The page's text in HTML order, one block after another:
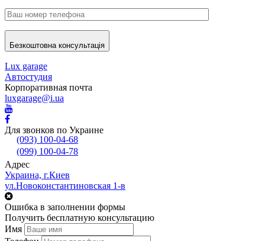
Безкоштовна консультація
Lux garage
Автостудия
Корпоративная почта
luxgarage@i.ua
Для звонков по Украине
(093) 100-04-68
(099) 100-04-78
Адрес
Украина, г.Киев
ул.Новоконстантиновская 1-в
Ошибка в заполнении формы
Получить бесплатную консультацию
Имя